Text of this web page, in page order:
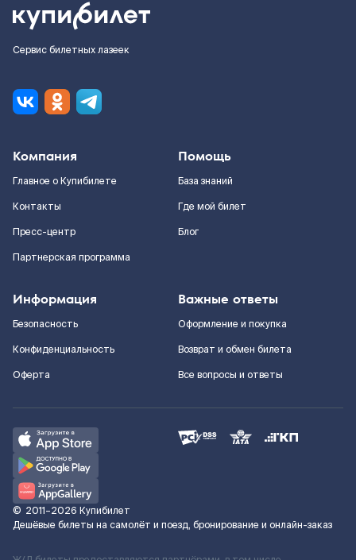
Сервис билетных лазеек
Компания
Главное о Купибилете
Контакты
Пресс-центр
Партнерская программа
Помощь
База знаний
Где мой билет
Блог
Информация
Безопасность
Конфиденциальность
Оферта
Важные ответы
Оформление и покупка
Возврат и обмен билета
Все вопросы и ответы
© 2011–2026 Купибилет
Дешёвые билеты на самолёт и поезд, бронирование и онлайн-заказ